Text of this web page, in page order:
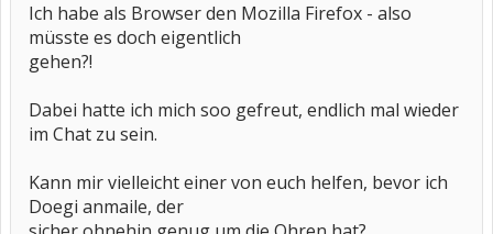
Ich habe als Browser den Mozilla Firefox - also
müsste es doch eigentlich
gehen?!
Dabei hatte ich mich soo gefreut, endlich mal wieder
im Chat zu sein.
Kann mir vielleicht einer von euch helfen, bevor ich
Doegi anmaile, der